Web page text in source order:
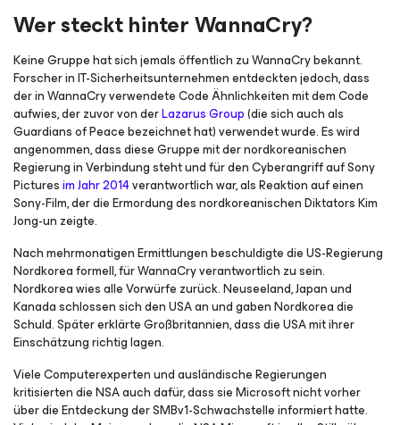
Wer steckt hinter WannaCry?
Keine Gruppe hat sich jemals öffentlich zu WannaCry bekannt.
Forscher in IT-Sicherheitsunternehmen entdeckten jedoch, dass
der in WannaCry verwendete Code Ähnlichkeiten mit dem Code
aufwies, der zuvor von derLazarus Group(die sich auch als
Guardians of Peace bezeichnet hat) verwendet wurde. Es wird
angenommen, dass diese Gruppe mit der nordkoreanischen
Regierung in Verbindung steht und für den Cyberangriff auf Sony
Picturesim Jahr 2014verantwortlich war, als Reaktion auf einen
Sony-Film, der die Ermordung des nordkoreanischen Diktators Kim
Jong-un zeigte.
Nach mehrmonatigen Ermittlungen beschuldigte die US-Regierung
Nordkorea formell, für WannaCry verantwortlich zu sein.
Nordkorea wies alle Vorwürfe zurück. Neuseeland, Japan und
Kanada schlossen sich den USA an und gaben Nordkorea die
Schuld. Später erklärte Großbritannien, dass die USA mit ihrer
Einschätzung richtig lagen.
Viele Computerexperten und ausländische Regierungen
kritisierten die NSA auch dafür, dass sie Microsoft nicht vorher
über die Entdeckung der SMBv1-Schwachstelle informiert hatte.